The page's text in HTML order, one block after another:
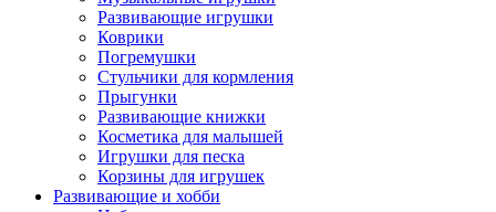
Развивающие игрушки
Коврики
Погремушки
Стульчики для кормления
Прыгунки
Развивающие книжки
Косметика для малышей
Игрушки для песка
Корзины для игрушек
Развивающие и хобби